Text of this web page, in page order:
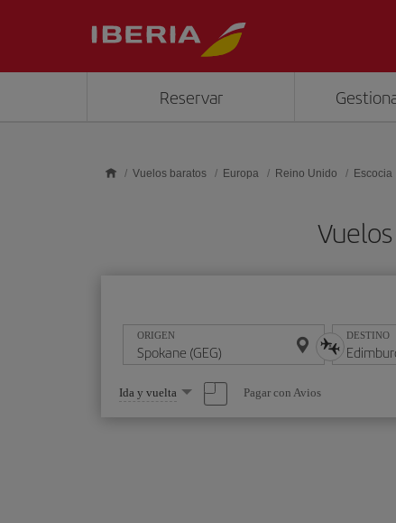
Reservar
Vuelos baratos Europa Reino Unido Escocia
ORIGEN DESTINO
Seleccione
una
opción
Ida y vuelta Pagar con Avios